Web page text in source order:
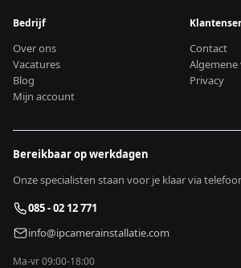
Bedrijf
Over ons
Vacatures
Blog
Mijn account
Contact
Privacy
Bereikbaar op werkdagen
Onze specialisten staan voor je klaar via
085 - 02 12 771
info@ipcamerainstallatie.com
Ma-vr 09:00-18:00